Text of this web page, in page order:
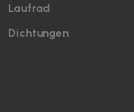
Laufrad
Dichtungen